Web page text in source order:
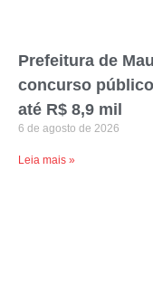
Prefeitura de
concurso
até R$ 8,9 mil
6 de agosto de 2026
Leia mais »